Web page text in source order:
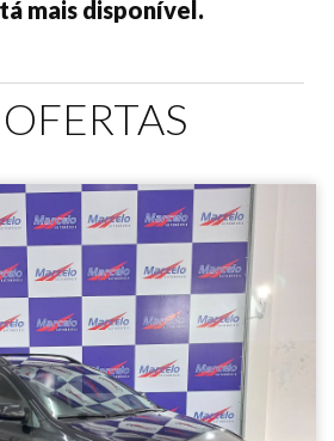
mais disponível.
OFERTAS